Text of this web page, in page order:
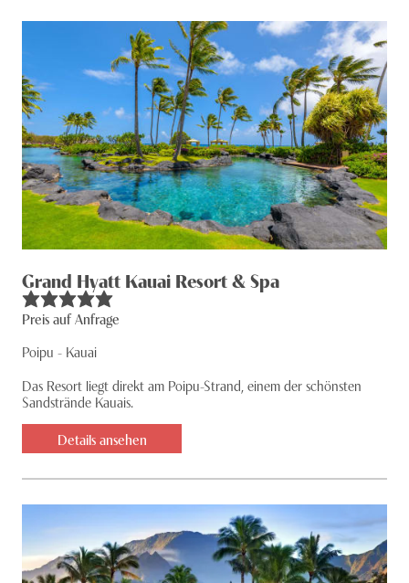
Unterwasserwelt vor der Küste Kauais. Die
Möglichkeiten sind beinahe endlos, wie Sie die
perfekten Kauai Ferien verbringen können.Unsere
Spezialisten helfen Ihnen gerne, Ihre Träume wahr
werden zu lassen!
Grand Hyatt Kauai Resort & Spa
Preis auf Anfrage
Poipu - Kauai
Das Resort liegt direkt am Poipu-Strand, einem der schönsten
Sandstrände Kauais.
Details ansehen